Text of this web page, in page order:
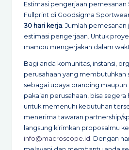
Estimasi pengerjaan pemesanan
Fullprint di Goodsigma
30 hari kerja. Jumlah
estimasi pengerjaan. Untuk
mampu mengerjakan dalam
Bagi anda komunitas, instansi,
perusahaan yang membutuhkan
sebagai upaya branding
pakaian perusahaan, bisa segera
untuk memenuhi kebutuhan
menerima tawaran partnership/
langsung kirimkan proposalmu ke
info@macroscope.id . Dengan